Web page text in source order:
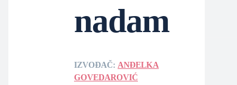
nadam
IZVOĐAČ: ANĐELKA
GOVEDAROVIĆ